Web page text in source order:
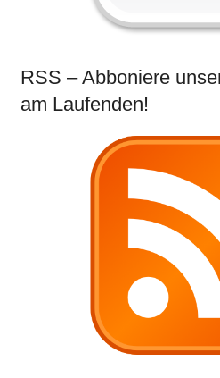
RSS – Abboniere
am Laufenden!